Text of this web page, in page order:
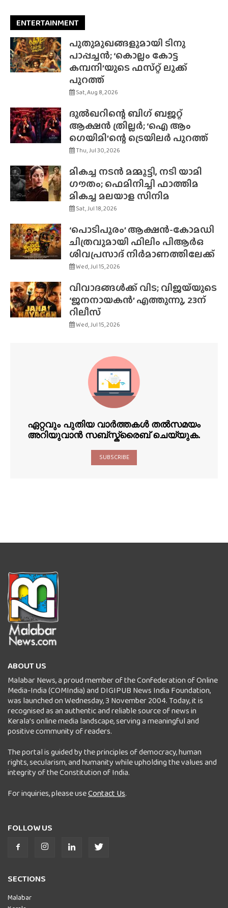
ENTERTAINMENT
പുതുമുഖങ്ങളുമായി ടിനു
പാപ്പച്ചൻ; ‘കൊല്ലം കോട്ട
കമ്പനി’യുടെ ഫസ്‌റ്റ് ലുക്ക്
പുറത്ത്
Sat, Aug 8, 2026
ദുൽഖറിന്റെ ബിഗ് ബജറ്റ്
ആക്ഷൻ ത്രില്ലർ; ‘ഐ ആം
ഗെയിമി’ന്റെ ട്രെയിലർ പുറത്ത്
Thu, Jul 30, 2026
മികച്ച നടൻ മമ്മൂട്ടി, നടി യാമി
ഗൗതം; ഫെമിനിച്ചി ഫാത്തിമ
മികച്ച മലയാള സിനിമ
Sat, Jul 18, 2026
‘പൊടിപൂരം’ ആക്ഷൻ-കോമഡി
ചിത്രവുമായി ഫിലിം പിആർഒ
ശിവപ്രസാദ് നിർമാണത്തിലേക്ക്
Wed, Jul 15, 2026
വിവാദങ്ങൾക്ക് വിട; വിജയ്‌യുടെ
‘ജനനായകൻ’ എത്തുന്നു, 23ന്
റിലീസ്
Wed, Jul 15, 2026
ഏറ്റവും പുതിയ വാർത്തകൾ തൽസമയം
അറിയുവാൻ സബ്സ്ക്രൈബ് ചെയ്യുക.
SUBSCRIBE
ABOUT US
Malabar News, a proud member of the Confederation of Online
Media-India (COMIndia) and DIGIPUB News India Foundation,
was launched on Wednesday, 3 November 2004. Today, it is
recognised as an authentic and reliable source of news in
Kerala’s online media landscape, serving a meaningful and
positive community of readers.
The portal is guided by the principles of democracy, human
rights, secularism, and humanity while upholding the values and
integrity of the Constitution of India.
For inquiries, please useContact Us.
FOLLOW US
SECTIONS
Malabar